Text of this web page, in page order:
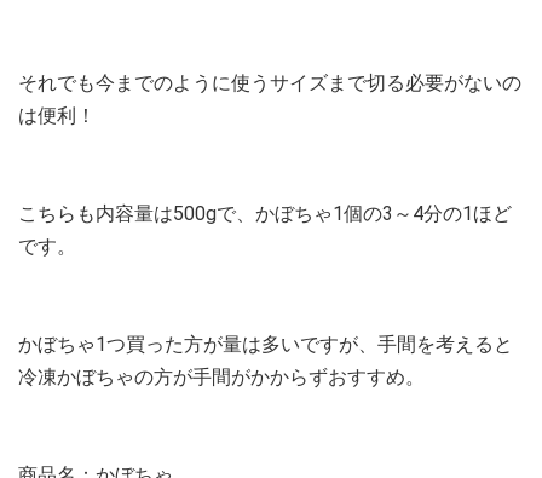
それでも今までのように使うサイズまで切る必要がないの
は便利！
こちらも内容量は500gで、かぼちゃ1個の3～4分の1ほど
です。
かぼちゃ1つ買った方が量は多いですが、手間を考えると
冷凍かぼちゃの方が手間がかからずおすすめ。